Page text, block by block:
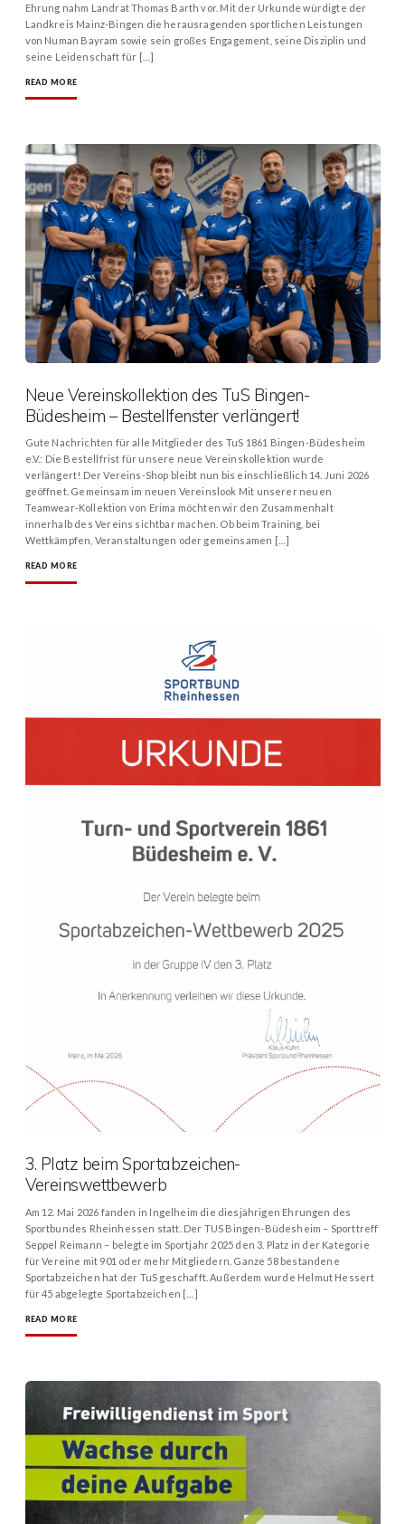
Ehrung nahm Landrat Thomas Barth vor. Mit der Urkunde würdigte der
Landkreis Mainz-Bingen die herausragenden sportlichen Leistungen
von Numan Bayram sowie sein großes Engagement, seine Disziplin und
seine Leidenschaft für […]
READ MORE
Neue Vereinskollektion des TuS Bingen-
Büdesheim – Bestellfenster verlängert!
Gute Nachrichten für alle Mitglieder des TuS 1861 Bingen-Büdesheim
e.V.: Die Bestellfrist für unsere neue Vereinskollektion wurde
verlängert! Der Vereins-Shop bleibt nun bis einschließlich 14. Juni 2026
geöffnet. Gemeinsam im neuen Vereinslook Mit unserer neuen
Teamwear-Kollektion von Erima möchten wir den Zusammenhalt
innerhalb des Vereins sichtbar machen. Ob beim Training, bei
Wettkämpfen, Veranstaltungen oder gemeinsamen […]
READ MORE
3. Platz beim Sportabzeichen-
Vereinswettbewerb
Am 12. Mai 2026 fanden in Ingelheim die diesjährigen Ehrungen des
Sportbundes Rheinhessen statt. Der TUS Bingen-Büdesheim – Sporttreff
Seppel Reimann – belegte im Sportjahr 2025 den 3. Platz in der Kategorie
für Vereine mit 901 oder mehr Mitgliedern. Ganze 58 bestandene
Sportabzeichen hat der TuS geschafft. Außerdem wurde Helmut Hessert
für 45 abgelegte Sportabzeichen […]
READ MORE